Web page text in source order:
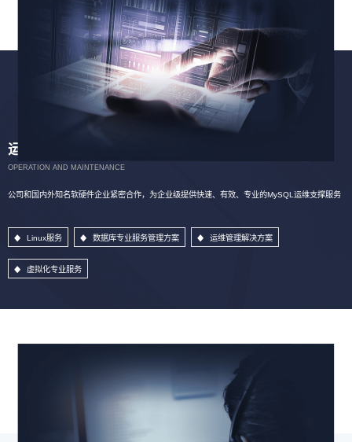
运维服务
OPERATION AND MAINTENANCE
公司和国内外知名软硬件企业紧密合作，为企业级提供快速、有效、专业的MySQL运维支撑服务
Linux服务 数据库专业服务管理方案 运维管理解决方案
虚拟化专业服务